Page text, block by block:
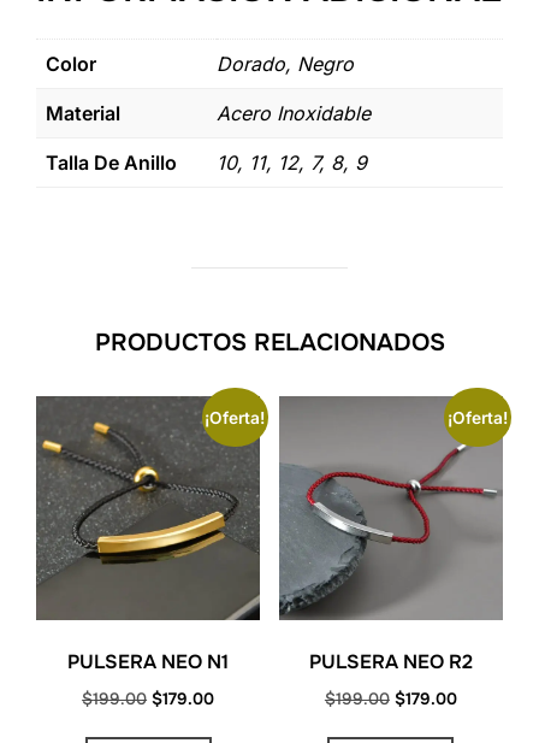
Color Dorado, Negro
Material Acero Inoxidable
Talla De Anillo 10, 11, 12, 7, 8, 9
PRODUCTOS RELACIONADOS
¡Oferta!
PULSERA NEO N1
$199.00 Original
$179.00Current
¡Oferta!
PULSERA NEO R2
$199.00 Original
$179.00Current